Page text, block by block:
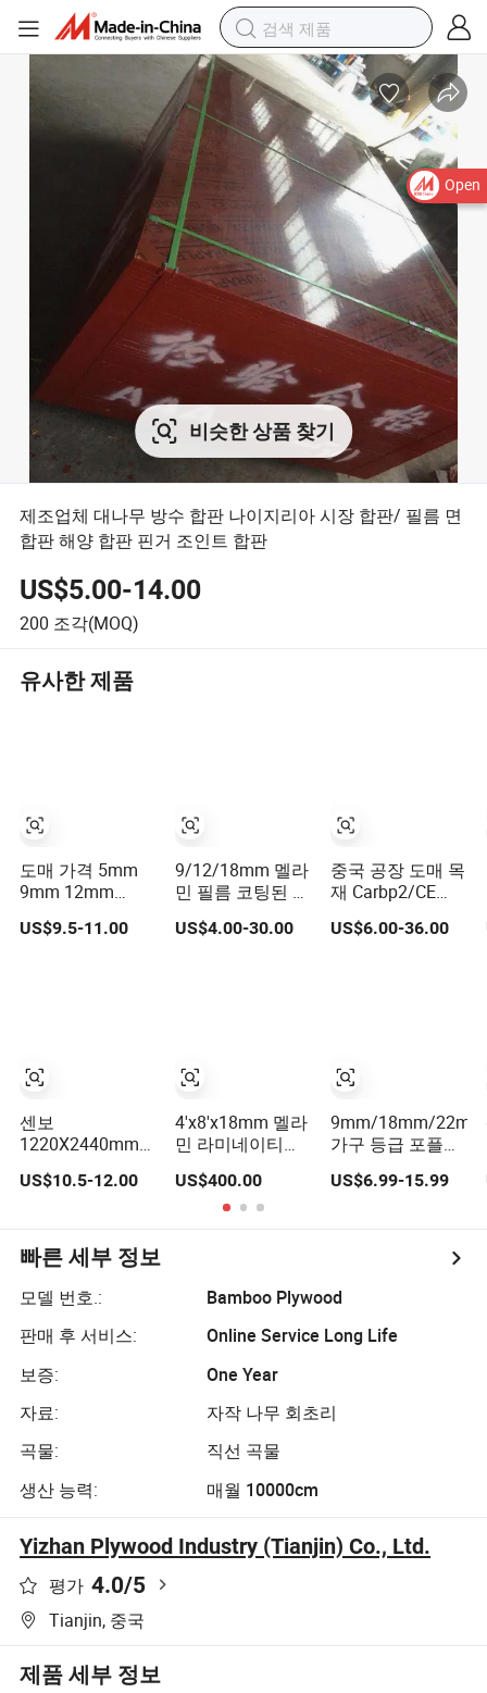
Open
비슷한 상품 찾기
제조업체 대나무 방수 합판 나이지리아 시장 합판/ 필름 면
합판 해양 합판 핀거 조인트 합판
US$5.00-14.00
200 조각(MOQ)
유사한 제품
도매 가격 5mm
9mm 12mm
18mm 22mm 멜
라민 코팅 가구 등
US$9.5-11.00
센보
1220X2440mm
목재 거푸집 해양
틱 필름 면판 합판
건축용 합판
US$10.5-12.00
9/12/18mm 멜라
민 필름 코팅된 포
플러 소나무 자작
나무 해양 합판 베
US$4.00-30.00
4'x8'x18mm 멜라
민 라미네이티드
으로 가구에 사용
되며, 포플러 코어,
경재 코어 또는 복
니다
US$400.00
중국 공장 도매 목
재 Carbp2/CE
2.7/16/18mm E1
접착 집성 가구 해
US$6.00-36.00
9mm/18mm/22mm
가구 등급 포플러
탄고르 자작나무
니어 상업용 합판
US$6.99-15.99
빠른 세부 정보
모델 번호.:
Bamboo Plywood
판매 후 서비스:
Online Service Long Life
보증:
One Year
자료:
자작 나무 회초리
곡물:
직선 곡물
생산 능력:
매월 10000cm
Yizhan Plywood Industry (Tianjin) Co., Ltd.
평가 4.0/5
Tianjin, 중국
제품 세부 정보